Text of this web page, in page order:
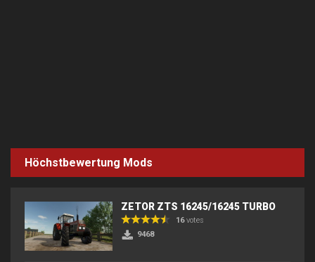
Höchstbewertung Mods
ZETOR ZTS 16245/16245 TURBO
16votes
9468